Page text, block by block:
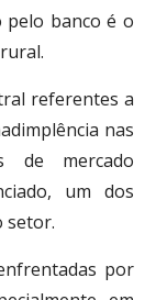
pelo banco é o
referentes a
nas
de mercado
um dos
setor.
por